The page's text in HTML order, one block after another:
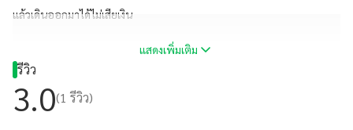
แล้วเดินออกมาได้ไม่เสียเงิน
แสดงเพิ่มเติม
รีวิว
3.0(1 รีวิว)